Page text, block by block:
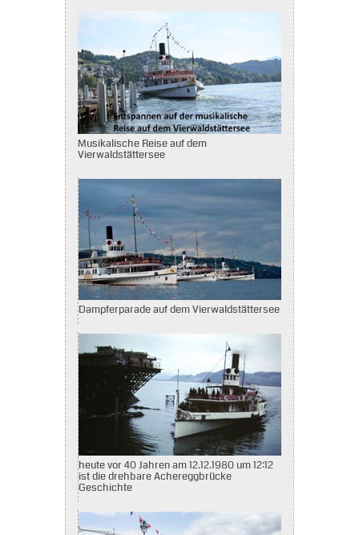
Musikalische Reise auf dem
Vierwaldstättersee
Dampferparade auf dem Vierwaldstättersee
heute vor 40 Jahren am 12.12.1980 um 12:12
ist die drehbare Achereggbrücke
Geschichte